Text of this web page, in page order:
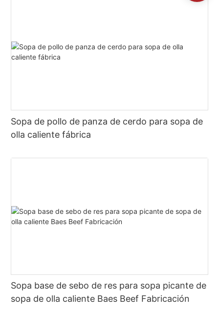
Sopa de pollo de panza de cerdo para sopa de
olla caliente fábrica
Sopa base de sebo de res para sopa picante de
sopa de olla caliente Baes Beef Fabricación